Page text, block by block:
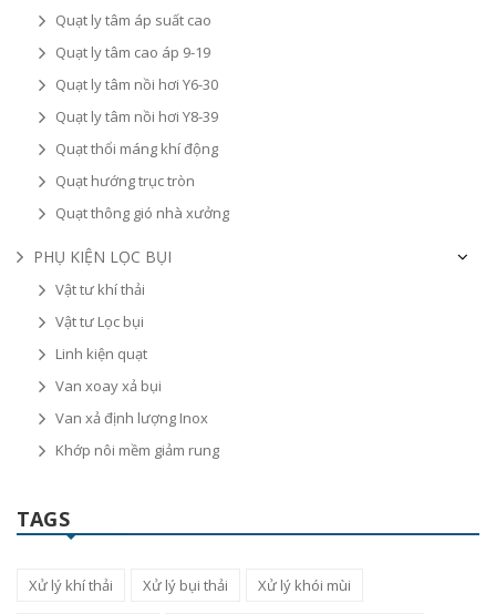
Quạt ly tâm áp suất cao
Quạt ly tâm cao áp 9-19
Quạt ly tâm nồi hơi Y6-30
Quạt ly tâm nồi hơi Y8-39
Quạt thổi máng khí động
Quạt hướng trục tròn
Quạt thông gió nhà xưởng
PHỤ KIỆN LỌC BỤI
Vật tư khí thải
Vật tư Lọc bụi
Linh kiện quạt
Van xoay xả bụi
Van xả định lượng Inox
Khớp nôi mềm giảm rung
TAGS
Xử lý khí thải Xử lý bụi thải Xử lý khói mùi